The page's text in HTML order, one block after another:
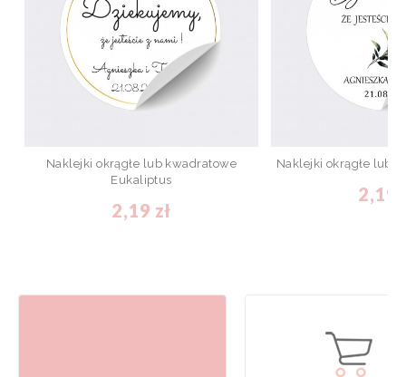
Naklejki okrągłe lub kwadratowe
Eukaliptus
2,19 zł
Naklejki okrągłe lub
2,19